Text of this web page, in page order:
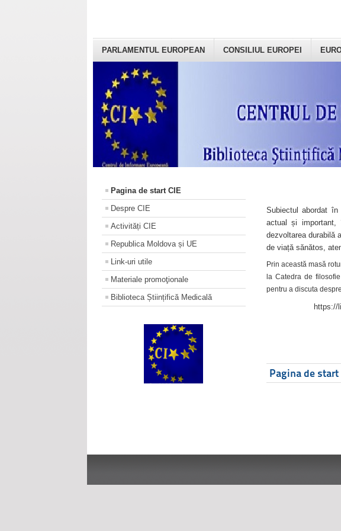
PARLAMENTUL EUROPEAN CONSILIUL EUROPEI
Pagina de start CIE
Despre CIE
Activități CIE
Republica Moldova și UE
Link-uri utile
Materiale promoţionale
Biblioteca Științifică Medicală
Subiectul abordat în
actual și important,
dezvoltarea durabilă
de viață sănătos,
Prin această masă
la Catedra de
pentru a discuta
https://
Pagina de start